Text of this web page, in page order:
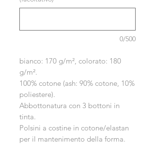
0/500
bianco: 170 g/m², colorato: 180
g/m².
100% cotone (ash: 90% cotone, 10%
poliestere).
Abbottonatura con 3 bottoni in
tinta.
Polsini a costine in cotone/elastan
per il mantenimento della forma.